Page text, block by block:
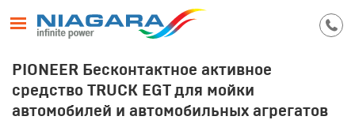
PIONEER Бесконтактное активное
средство TRUCK EGT для мойки
автомобилей и автомобильных агрегатов